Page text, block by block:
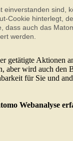
sind,
Cookie hinterlegt,
auch das
werden.